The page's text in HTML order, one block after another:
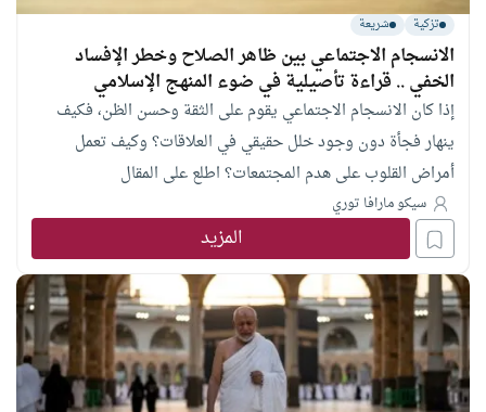
تزكية شريعة
الانسجام الاجتماعي بين ظاهر الصلاح وخطر الإفساد
الخفي .. قراءة تأصيلية في ضوء المنهج الإسلامي
إذا كان الانسجام الاجتماعي يقوم على الثقة وحسن الظن، فكيف
ينهار فجأة دون وجود خلل حقيقي في العلاقات؟ وكيف تعمل
أمراض القلوب على هدم المجتمعات؟ اطلع على المقال
سيكو مارافا توري
المزيد